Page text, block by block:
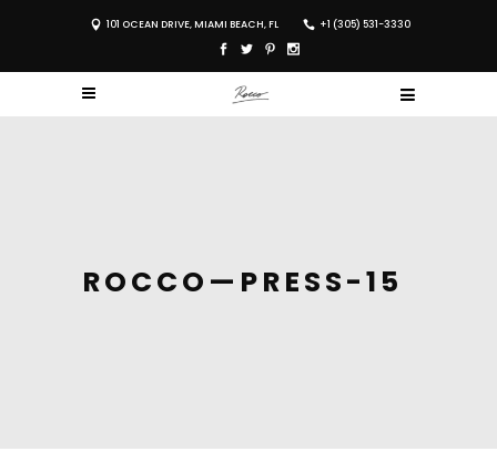
101 OCEAN DRIVE, MIAMI BEACH, FL +1 (305) 531-3330
ROCCO—PRESS-15